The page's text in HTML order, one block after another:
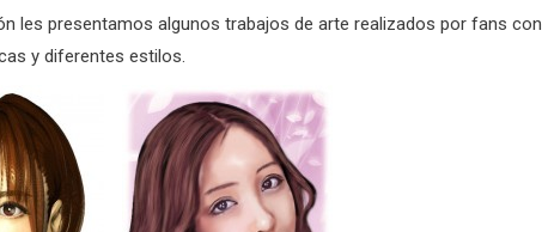
les presentamos algunos trabajos de arte realizados por fans con
y diferentes estilos.